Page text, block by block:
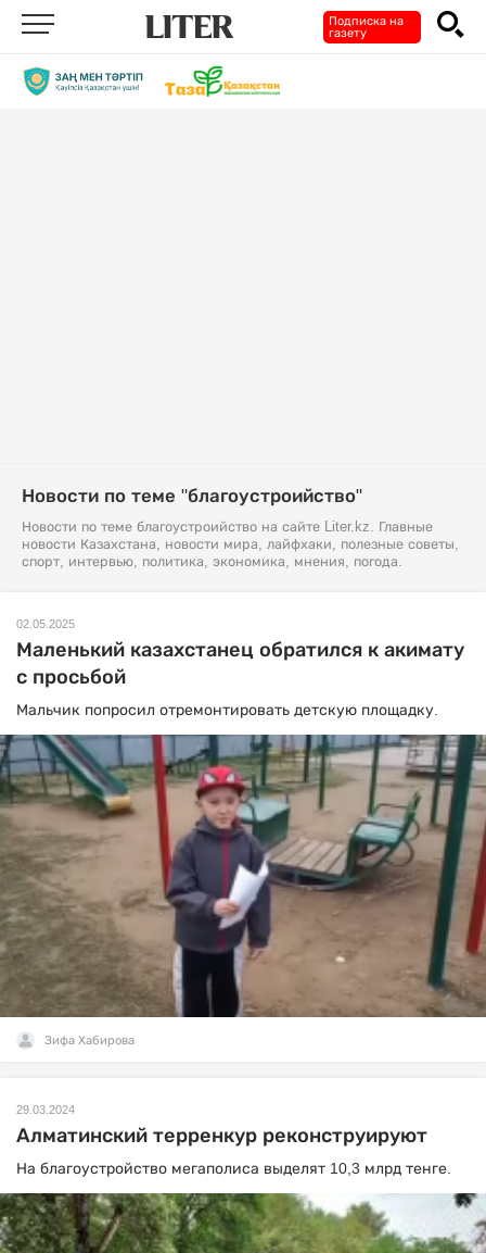
Подписка на
газету
Новости по теме "благоустроийство"
Новости по теме благоустроийство на сайте Liter.kz. Главные
новости Казахстана, новости мира, лайфхаки, полезные советы,
спорт, интервью, политика, экономика, мнения, погода.
02.05.2025
Маленький казахстанец обратился к акимату
с просьбой
Мальчик попросил отремонтировать детскую площадку.
Зифа Хабирова
29.03.2024
Алматинский терренкур реконструируют
На благоустройство мегаполиса выделят 10,3 млрд тенге.